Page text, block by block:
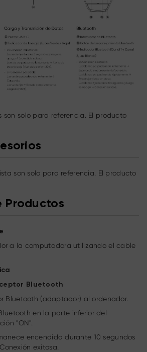
son solo para referencia. El producto
son solo para referencia. El producto
Productos
a la computadora utilizando el cable
Bluetooth
Bluetooth (adaptador) al ordenador.
en la parte inferior del
"ON".
encendida durante 10 segundos
exitosa.